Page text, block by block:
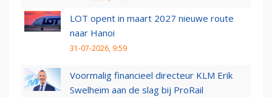
LOT opent in maart 2027 nieuwe route
naar Hanoi
31-07-2026, 9:59
Voormalig financieel directeur KLM Erik
Swelheim aan de slag bij ProRail